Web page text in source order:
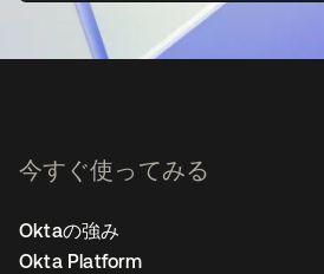
今すぐ使ってみる
Oktaの強み
Okta Platform